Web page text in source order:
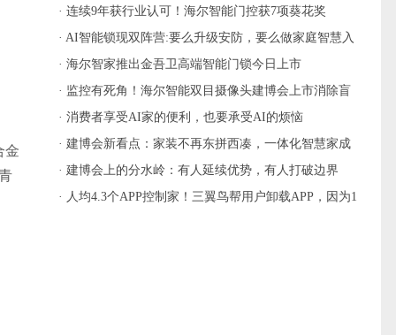
金
· 连续9年获行业认可！海尔智能门控获7项葵花奖
· AI智能锁现双阵营:要么升级安防，要么做家庭智慧入
口
· 海尔智家推出金吾卫高端智能门锁今日上市
· 监控有死角！海尔智能双目摄像头建博会上市消除盲
区
· 消费者享受AI家的便利，也要承受AI的烦恼
· 建博会新看点：家装不再东拼西凑，一体化智慧家成
主流
· 建博会上的分水岭：有人延续优势，有人打破边界
· 人均4.3个APP控制家！三翼鸟帮用户卸载APP，因为1